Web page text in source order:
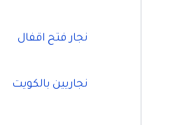
نجار فتح اقفال
نجاريين بالكويت